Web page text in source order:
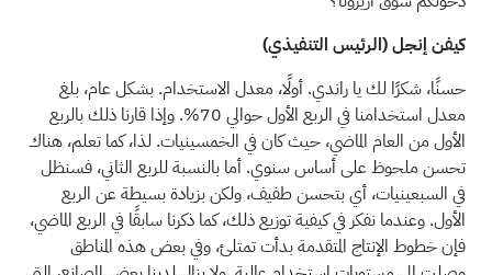
كيفن إنجل (الرئيس التنفيذي)
حسنًا، شكرًا لك يا راندي. أولًا، معدل الاستخدام. بشكل عام، بلغ
معدل استخدامنا في الربع الأول حوالي 70%. وإذا قارنا ذلك بالربع
الأول من العام الماضي، حيث كان في الخمسينيات. لذا، كما تعلم، هناك
تحسن ملحوظ على أساس سنوي. أما بالنسبة للربع الثاني، فسنظل
في السبعينيات، أي بتحسن طفيف، ولكن بزيادة بسيطة عن الربع
الأول. وعندما نفكر في كيفية توزيع ذلك، كما ذكرنا سابقًا في الربع الماضي،
فإن خطوط الإنتاج المتقدمة بدأت تمتلئ، وفي بعض هذه المناطق